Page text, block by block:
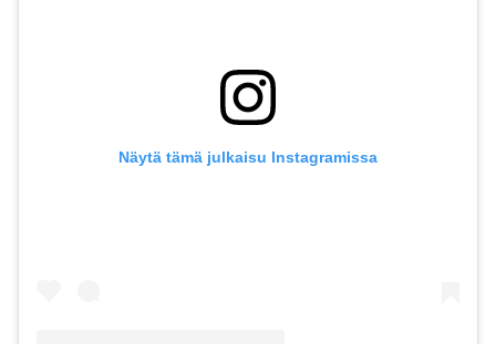
Näytä tämä julkaisu Instagramissa